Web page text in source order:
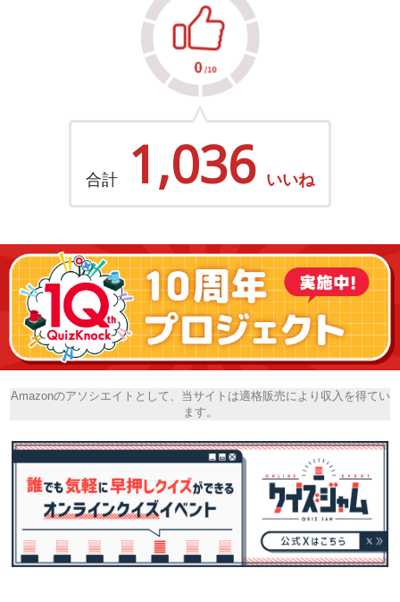
合計 1,036 いいね
Amazonのアソシエイトとして、当サイトは適格販売により収入を得てい
ます。